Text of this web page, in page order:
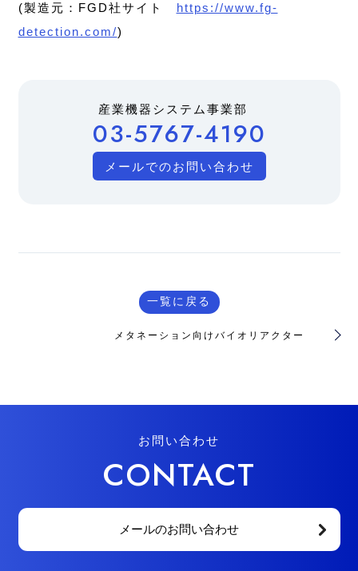
(製造元：FGD社サイト https://www.fg-
detection.com/)
産業機器システム事業部
03-5767-4190
メールでのお問い合わせ
一覧に戻る
メタネーション向けバイオリアクター
お問い合わせ
CONTACT
メールのお問い合わせ